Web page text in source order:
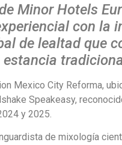
Minor Hotels
con la
de lealtad que
Mexico City Reforma,
Speakeasy,
y 2025.
de mixología